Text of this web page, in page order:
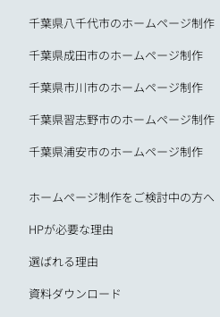
千葉県八千代市のホームページ制作
千葉県成田市のホームページ制作
千葉県市川市のホームページ制作
千葉県習志野市のホームページ制作
千葉県浦安市のホームページ制作
ホームページ制作をご検討中の方へ
HPが必要な理由
選ばれる理由
資料ダウンロード